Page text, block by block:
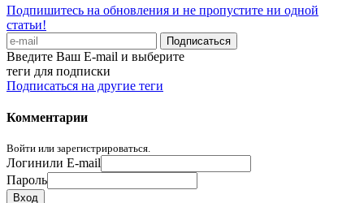
Подпишитесь на обновления и не пропустите ни одной
статьи!
Введите Ваш E-mail и выберите
теги для подписки
Подписаться на другие теги
Комментарии
Войти или зарегистрироваться.
Логинили E-mail
Пароль